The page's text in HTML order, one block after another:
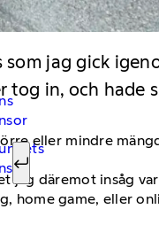
Sök efter:
Sök
jag gick
tog in, och hade
eller mindre
jag däremot insåg
home game, eller